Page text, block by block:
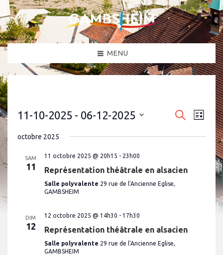
MENU
R
c
e
r
e
t
R
c
e
N
a
L
s
11-10-2025 - 06-12-2025
é
l
octobre 2025
SAM
11
11 octobre 2025 @ 20h15 - 23h00
Représentation théâtrale en alsacien
Salle polyvalente 29 rue de l'Ancienne Eglise,
GAMBSHEIM
DIM
12
12 octobre 2025 @ 14h30 - 17h30
Représentation théâtrale en alsacien
Salle polyvalente 29 rue de l'Ancienne Eglise,
GAMBSHEIM